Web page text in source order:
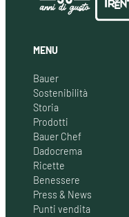
MENU
Bauer
Sostenibilità
Storia
Prodotti
Bauer Chef
Dadocrema
Ricette
Benessere
Press & News
Punti vendita